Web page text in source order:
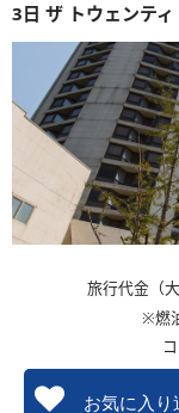
3日 ザ トウェンテ
旅行代金（大
※燃
お気に入